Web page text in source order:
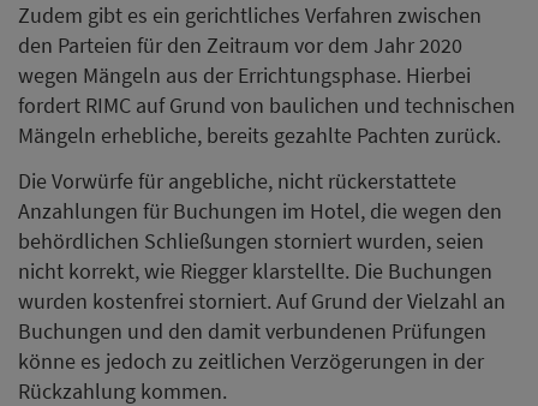
Zudem gibt es ein gerichtliches Verfahren zwischen
den Parteien für den Zeitraum vor dem Jahr 2020
wegen Mängeln aus der Errichtungsphase. Hierbei
fordert RIMC auf Grund von baulichen und technischen
Mängeln erhebliche, bereits gezahlte Pachten zurück.
Die Vorwürfe für angebliche, nicht rückerstattete
Anzahlungen für Buchungen im Hotel, die wegen den
behördlichen Schließungen storniert wurden, seien
nicht korrekt, wie Riegger klarstellte. Die Buchungen
wurden kostenfrei storniert. Auf Grund der Vielzahl an
Buchungen und den damit verbundenen Prüfungen
könne es jedoch zu zeitlichen Verzögerungen in der
Rückzahlung kommen.